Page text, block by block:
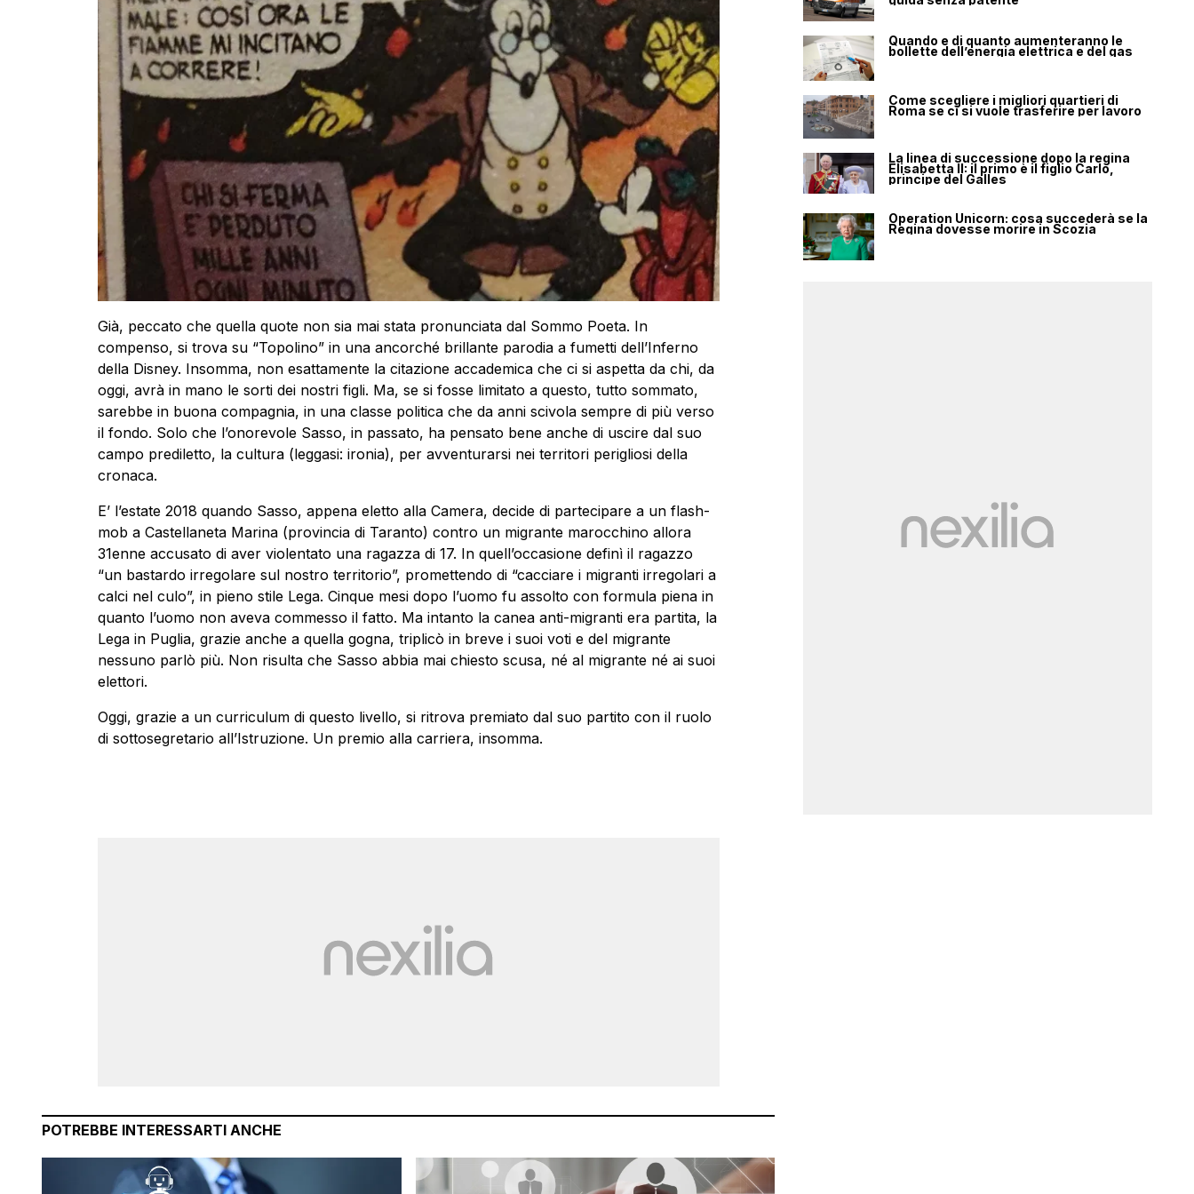
Già, peccato che quella quote non sia mai stata pronunciata dal Sommo Poeta. In
compenso, si trova su “Topolino” in una ancorché brillante parodia a fumetti dell’Inferno
della Disney. Insomma, non esattamente la citazione accademica che ci si aspetta da chi, da
oggi, avrà in mano le sorti dei nostri figli. Ma, se si fosse limitato a questo, tutto sommato,
sarebbe in buona compagnia, in una classe politica che da anni scivola sempre di più verso
il fondo. Solo che l’onorevole Sasso, in passato, ha pensato bene anche di uscire dal suo
campo prediletto, la cultura (leggasi: ironia), per avventurarsi nei territori perigliosi della
cronaca.
E’ l’estate 2018 quando Sasso, appena eletto alla Camera, decide di partecipare a un flash-
mob a Castellaneta Marina (provincia di Taranto) contro un migrante marocchino allora
31enne accusato di aver violentato una ragazza di 17. In quell’occasione definì il ragazzo
“un bastardo irregolare sul nostro territorio”, promettendo di “cacciare i migranti irregolari a
calci nel culo”, in pieno stile Lega. Cinque mesi dopo l’uomo fu assolto con formula piena in
quanto l’uomo non aveva commesso il fatto. Ma intanto la canea anti-migranti era partita, la
Lega in Puglia, grazie anche a quella gogna, triplicò in breve i suoi voti e del migrante
nessuno parlò più. Non risulta che Sasso abbia mai chiesto scusa, né al migrante né ai suoi
elettori.
Oggi, grazie a un curriculum di questo livello, si ritrova premiato dal suo partito con il ruolo
di sottosegretario all’Istruzione. Un premio alla carriera, insomma.
POTREBBE INTERESSARTI ANCHE
Quando e di quanto aumenteranno le
bollette dell’energia elettrica e del gas
Come scegliere i migliori quartieri di
Roma se ci si vuole trasferire per lavoro
La linea di successione dopo la regina
Elisabetta II: il primo è il figlio Carlo,
principe del Galles
Operation Unicorn: cosa succederà se la
Regina dovesse morire in Scozia